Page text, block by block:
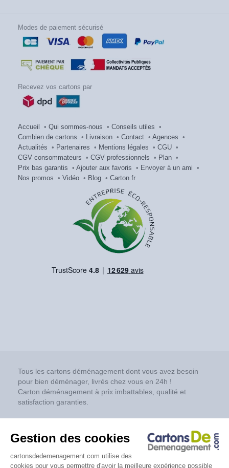
Modes de paiement sécurisé
Recevez vos cartons par
Accueil • Qui sommes-nous • Conseils utiles •
Combien de cartons • Livraison • Contact • Agences •
Actualités • Partenaires • Mentions légales • CGU •
CGV consommateurs • CGV professionnels • Plan •
Prix bas garantis • Ajouter aux favoris • Envoyer à un ami •
Nos promos • Vidéo • Blog • Carton.fr
Tous les cartons déménagement dont vous avez besoin
pour bien déménager, livrés chez vous en 24h !
Carton déménagement à prix imbattables, qualité et
satisfaction garanties.
Réseaux sociaux